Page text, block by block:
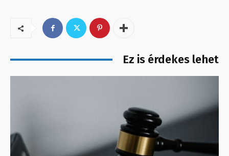
Ez is érdekes lehet